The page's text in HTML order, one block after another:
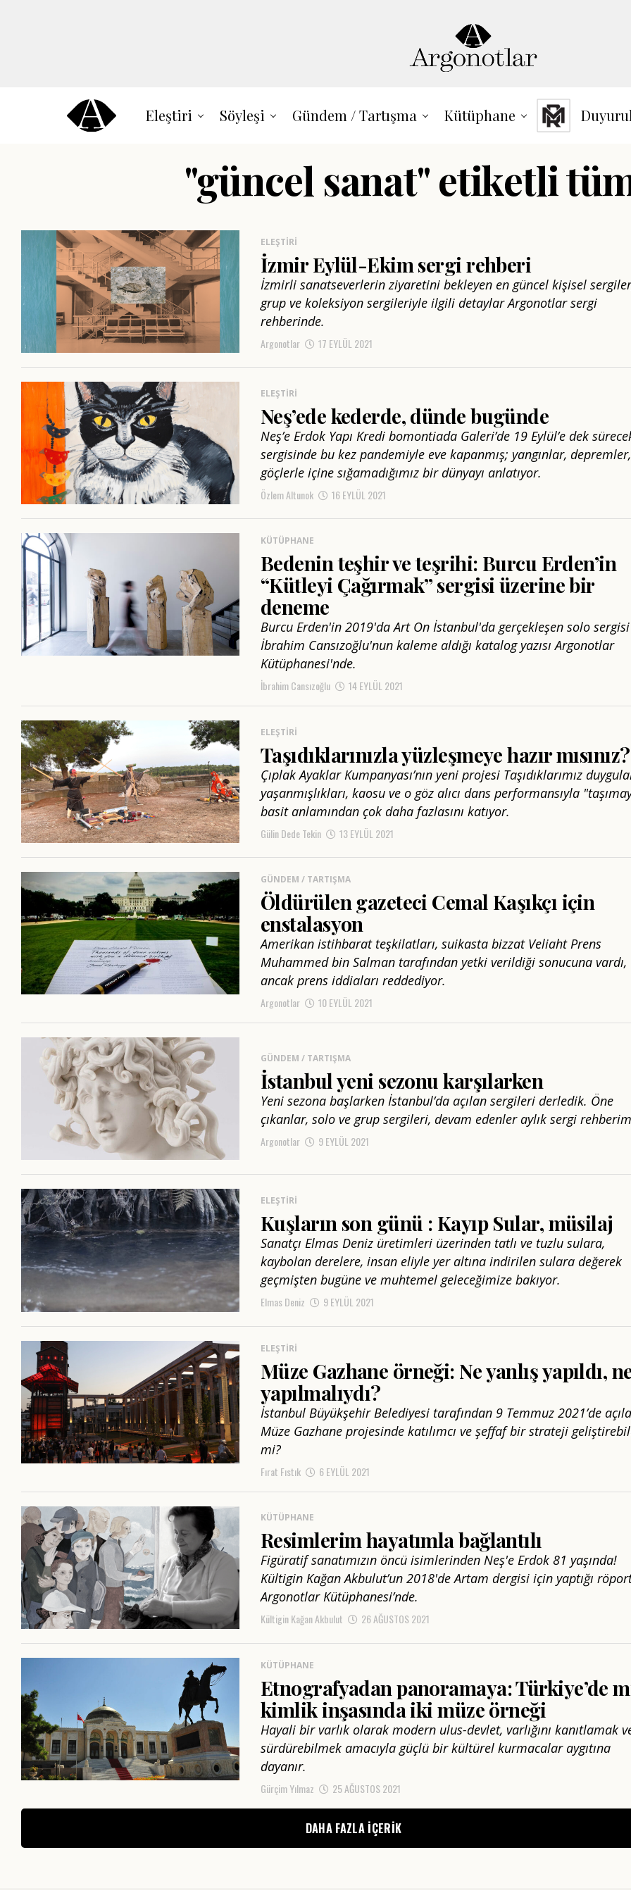
Eleştiri Söyleşi Gündem / Tartışma Kütüphane
"güncel sanat" etiketli
ELEŞTIRI
İzmir Eylül-Ekim sergi rehberi
İzmirli sanatseverlerin ziyaretini bekleyen en güncel kişisel
grup ve koleksiyon sergileriyle ilgili detaylar Argonotlar sergi
rehberinde.
Argonotlar 17 EYLÜL 2021
ELEŞTIRI
Neş’ede kederde, dünde bugünde
Neş’e Erdok Yapı Kredi bomontiada Galeri’de 19 Eylül’e dek
sergisinde bu kez pandemiyle eve kapanmış; yangınlar, depremler,
göçlerle içine sığamadığımız bir dünyayı anlatıyor.
Özlem Altunok 16 EYLÜL 2021
KÜTÜPHANE
Bedenin teşhir ve teşrihi: Burcu Erden’in
“Kütleyi Çağırmak” sergisi üzerine bir
deneme
Burcu Erden'in 2019'da Art On İstanbul'da gerçekleşen solo
İbrahim Cansızoğlu'nun kaleme aldığı katalog yazısı Argonotlar
Kütüphanesi'nde.
İbrahim Cansızoğlu 14 EYLÜL 2021
ELEŞTIRI
Taşıdıklarınızla yüzleşmeye hazır mısınız?
Çıplak Ayaklar Kumpanyası’nın yeni projesi Taşıdıklarımız
yaşanmışlıkları, kaosu ve o göz alıcı dans performansıyla
basit anlamından çok daha fazlasını katıyor.
Gülin Dede Tekin 13 EYLÜL 2021
GÜNDEM / TARTIŞMA
Öldürülen gazeteci Cemal Kaşıkçı için
enstalasyon
Amerikan istihbarat teşkilatları, suikasta bizzat Veliaht Prens
Muhammed bin Salman tarafından yetki verildiği sonucuna vardı,
ancak prens iddiaları reddediyor.
Argonotlar 10 EYLÜL 2021
GÜNDEM / TARTIŞMA
İstanbul yeni sezonu karşılarken
Yeni sezona başlarken İstanbul’da açılan sergileri derledik. Öne
çıkanlar, solo ve grup sergileri, devam edenler aylık sergi
Argonotlar 9 EYLÜL 2021
ELEŞTIRI
Kuşların son günü : Kayıp Sular, müsilaj
Sanatçı Elmas Deniz üretimleri üzerinden tatlı ve tuzlu sulara,
kaybolan derelere, insan eliyle yer altına indirilen sulara değerek
geçmişten bugüne ve muhtemel geleceğimize bakıyor.
Elmas Deniz 9 EYLÜL 2021
ELEŞTIRI
Müze Gazhane örneği: Ne yanlış yapıldı,
yapılmalıydı?
İstanbul Büyükşehir Belediyesi tarafından 9 Temmuz 2021’de
Müze Gazhane projesinde katılımcı ve şeffaf bir strateji
mi?
Fırat Fıstık 6 EYLÜL 2021
KÜTÜPHANE
Resimlerim hayatımla bağlantılı
Figüratif sanatımızın öncü isimlerinden Neş'e Erdok 81 yaşında!
Kültigin Kağan Akbulut’un 2018'de Artam dergisi için yaptığı
Argonotlar Kütüphanesi’nde.
Kültigin Kağan Akbulut 26 AĞUSTOS 2021
KÜTÜPHANE
Etnografyadan panoramaya: Türkiye’de
kimlik inşasında iki müze örneği
Hayali bir varlık olarak modern ulus-devlet, varlığını kanıtlamak
sürdürebilmek amacıyla güçlü bir kültürel kurmacalar aygıtına
dayanır.
Gürçim Yılmaz 25 AĞUSTOS 2021
DAHA FAZLA IÇERIK